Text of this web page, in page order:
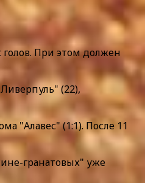
При этом должен
(22),
"Алавес" (1:1). После 11
гранатовых" уже